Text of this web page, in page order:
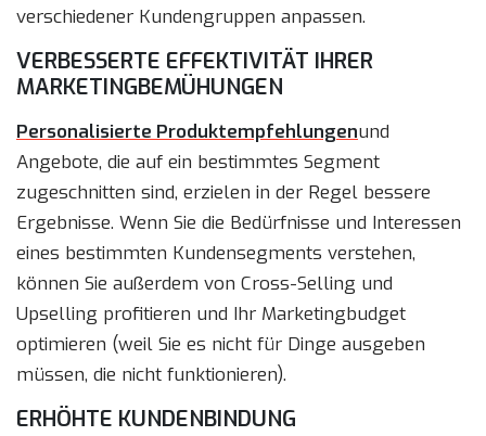
verschiedener Kundengruppen anpassen.
VERBESSERTE EFFEKTIVITÄT IHRER
MARKETINGBEMÜHUNGEN
Personalisierte Produktempfehlungenund
Angebote, die auf ein bestimmtes Segment
zugeschnitten sind, erzielen in der Regel bessere
Ergebnisse. Wenn Sie die Bedürfnisse und Interessen
eines bestimmten Kundensegments verstehen,
können Sie außerdem von Cross-Selling und
Upselling profitieren und Ihr Marketingbudget
optimieren (weil Sie es nicht für Dinge ausgeben
müssen, die nicht funktionieren).
ERHÖHTE KUNDENBINDUNG